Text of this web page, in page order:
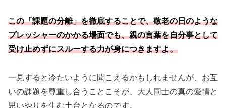
この「課題の分離」を徹底することで、敬老の日のような
プレッシャーのかかる場面でも、親の言葉を自分事として
受け止めずにスルーする力が身につきますよ。
一見すると冷たいように聞こえるかもしれませんが、お互
いの課題を尊重し合うことこそが、大人同士の真の愛情と
思いやりを生む土台となるのです。